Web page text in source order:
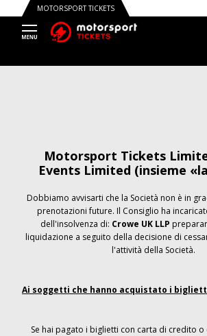
MOTORSPORT TICKETS
Motorsport Tickets
Events Limited (insieme
Dobbiamo avvisarti che la Società non è in
prenotazioni future. Il Consiglio ha
dell'insolvenza di: Crowe UK LLP
liquidazione a seguito della decisione di
l'attività della Società.
Ai soggetti che hanno acquistato i
Se hai pagato i biglietti con carta di credito